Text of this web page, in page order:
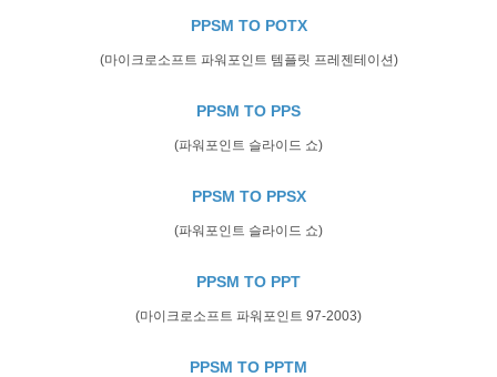
PPSM TO POTX
(마이크로소프트 파워포인트 템플릿 프레젠테이션)
PPSM TO PPS
(파워포인트 슬라이드 쇼)
PPSM TO PPSX
(파워포인트 슬라이드 쇼)
PPSM TO PPT
(마이크로소프트 파워포인트 97-2003)
PPSM TO PPTM